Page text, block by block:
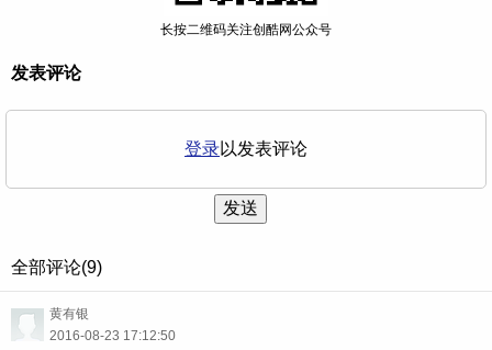
长按二维码关注创酷网公众号
发表评论
登录以发表评论
发送
全部评论(9)
黄有银
2016-08-23 17:12:50